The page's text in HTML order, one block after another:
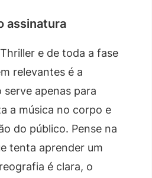
assinatura
e de toda a fase
relevantes é a
apenas para
a música no corpo e
do público. Pense na
tenta aprender um
é clara, o